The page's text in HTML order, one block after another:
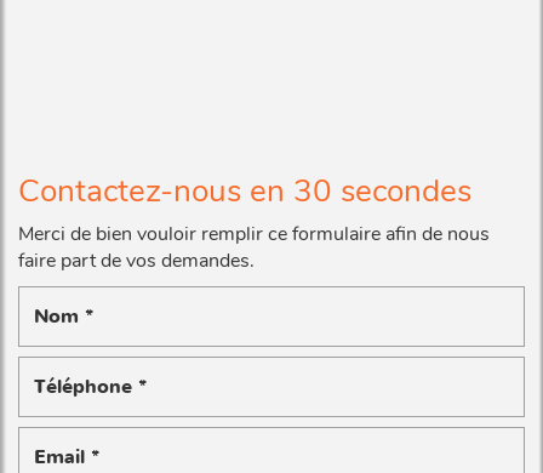
Contactez-nous en 30 secondes
Merci de bien vouloir remplir ce formulaire afin de nous
faire part de vos demandes.